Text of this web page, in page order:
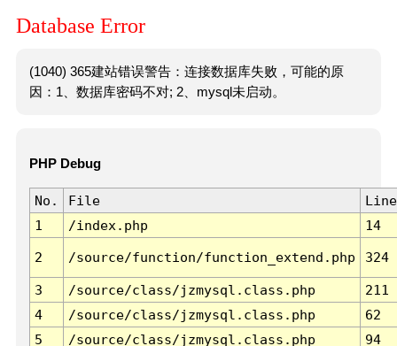
Database Error
(1040) 365建站错误警告：连接数据库失败，可能的原
因：1、数据库密码不对; 2、mysql未启动。
PHP Debug
No. File
Line
1
/index.php 14
2 /source/function/function_extend.php 324
3 /source/class/jzmysql.class.php
211
4
/source/class/jzmysql.class.php
62
5
/source/class/jzmysql.class.php
94